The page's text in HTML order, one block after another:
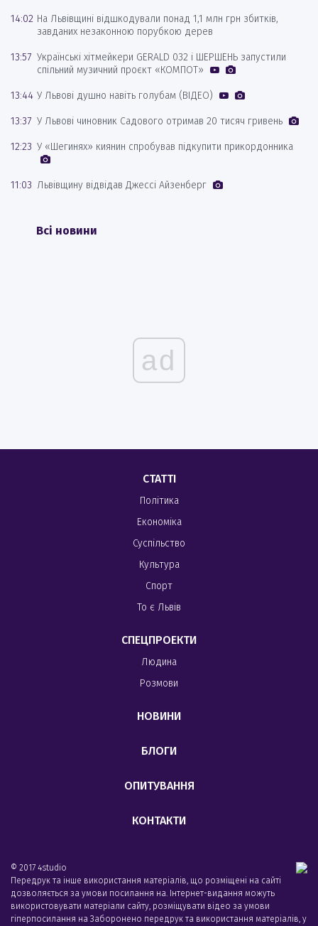
14:02 На Львівщині відшкодували понад 1,1 млн грн збитків,
завданих незаконною порубкою дерев
13:57 Українські хітмейкери GERALD 032 і ШЕРШЕНЬ запустили
спільний музичний проєкт «КОМПОТ»
13:44 У Львові душно навіть голубам (ВІДЕО)
13:37 У Львові чиновник Садового отримав 20 тисяч гривень
12:23 У «Шегинях» киянин спробував підкупити прикордонника
11:03 Львівщину відвідав Джессі Айзенберг
Всі новини
ad
СТАТТІ
Політика
Економіка
Суспільство
Культура
Спорт
То є Львів
СПЕЦПРОЕКТИ
Людина
Розмови
НОВИНИ
БЛОГИ
ОПИТУВАННЯ
КОНТАКТИ
© 2017 4studio
Передрук та інше використання матеріалів, що розміщені на сайті
дозволяється за умови посилання на. Інтернет-видання можуть
використовувати матеріали сайту, розміщувати відео за умови
гіперпосилання на Заборонено передрук та використання матеріалів, у